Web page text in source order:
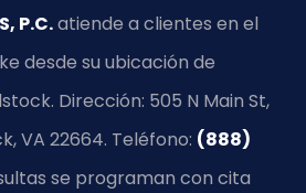
P.C.atiende a clientes en el
desde su ubicación de
Dirección: 505 N Main St,
VA 22664. Teléfono: (888)
se programan con cita